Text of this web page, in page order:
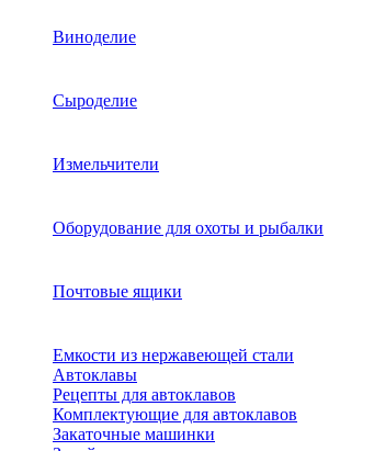
Виноделие
Сыроделие
Измельчители
Оборудование для охоты и рыбалки
Почтовые ящики
Емкости из нержавеющей стали
Автоклавы
Рецепты для автоклавов
Комплектующие для автоклавов
Закаточные машинки